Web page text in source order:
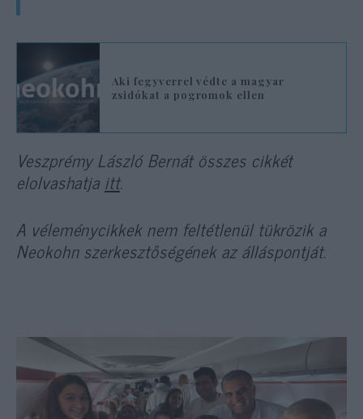
Aki fegyverrel védte a magyar
zsidókat a pogromok ellen
Veszprémy László Bernát összes cikkét
elolvashatja itt.
A véleménycikkek nem feltétlenül tükrözik a
Neokohn szerkesztőségének az álláspontját.